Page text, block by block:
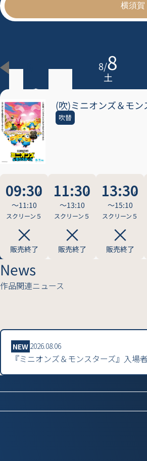
横須賀
8/8
土
(吹)ミニオンズ＆モン
吹替
09:30
〜11:10
スクリーン５
販売終了
11:30
〜13:10
スクリーン５
販売終了
13:30
〜15:10
スクリーン５
販売終了
News
作品関連ニュース
NEW 2026.08.06
『ミニオンズ＆モンスターズ』入場